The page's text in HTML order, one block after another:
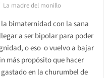
La madre del monillo
bimaternidad con la sana
a ser bipolar para poder
o eso o vuelvo a bajar
más propósito que hacer
en la churumbel de